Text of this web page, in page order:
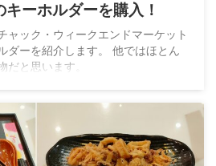
キーホルダーを購入！
ャック・ウィークエンドマーケット
ダーを紹介します。 他ではほとん
と思います。